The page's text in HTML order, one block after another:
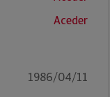
Aceder
1986/04/11